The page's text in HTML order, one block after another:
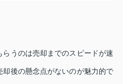
うのは売却までのスピードが速
後の懸念点がないのが魅力的で